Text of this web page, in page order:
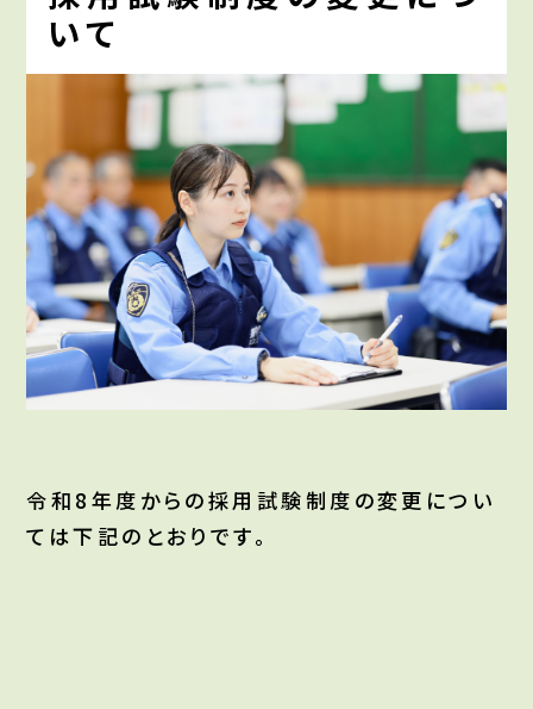
いて
令和8年度からの採用試験制度の変更につい
ては下記のとおりです。